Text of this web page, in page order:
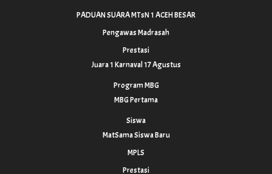
PADUAN SUARA MTsN 1 ACEH BESAR
Pengawas Madrasah
Prestasi
Juara 1 Karnaval 17 Agustus
Program MBG
MBG Pertama
Siswa
MatSama Siswa Baru
MPLS
Prestasi